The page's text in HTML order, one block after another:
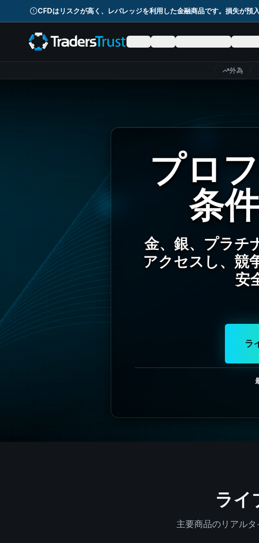
CFDはリスクが高く、レバレッジを利用した金融商品です。損失が預
Skip to main content
外為
プロ
条
金、銀、プラチ
アクセスし、競
安
ラ
ライ
主要商品のリアル